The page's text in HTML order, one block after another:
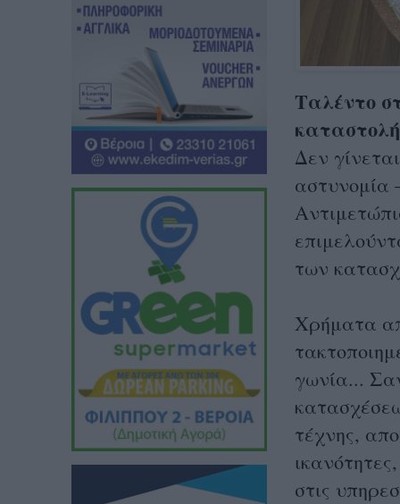
Ταλέντο
Δεν
αστυνομία
των
Χρήματα
γωνία...
τέχνης,
στις